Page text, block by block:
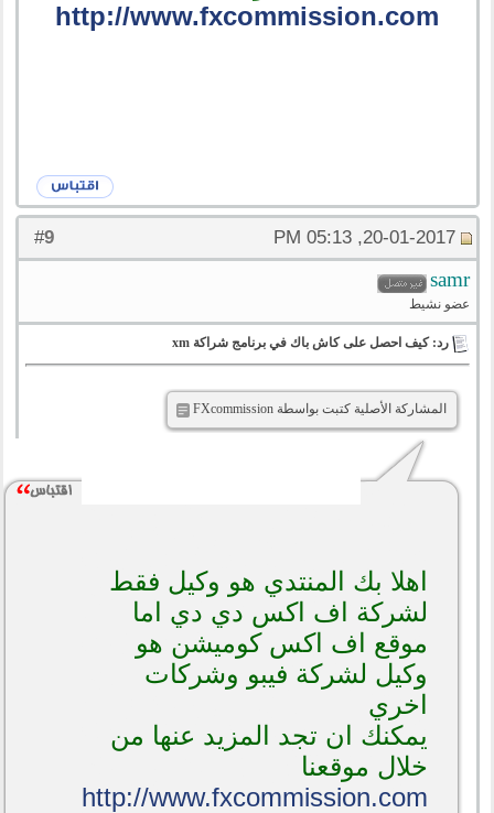
http://www.fxcommission.com
#
9 20-01-2017, 05:13 PM
samr
عضو نشيط
رد: كيف احصل على كاش باك في برنامج شراكة xm
المشاركة الأصلية كتبت بواسطة FXcommission
اهلا بك المنتدي هو وكيل فقط
لشركة اف اكس دي دي اما
موقع اف اكس كوميشن هو
وكيل لشركة فيبو وشركات
اخري
يمكنك ان تجد المزيد عنها من
خلال موقعنا
http://www.fxcommission.com